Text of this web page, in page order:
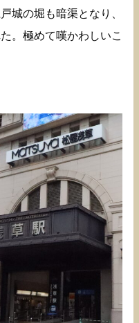
城の堀も暗渠となり、
。極めて嘆かわしいこ